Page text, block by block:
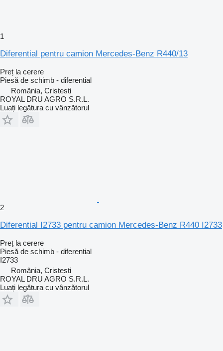
1
Diferential pentru camion Mercedes-Benz R440/13
Preț la cerere
Piesă de schimb - diferential
România, Cristesti
ROYAL DRU AGRO S.R.L.
Luați legătura cu vânzătorul
2
Diferential I2733 pentru camion Mercedes-Benz R440 I2733
Preț la cerere
Piesă de schimb - diferential
I2733
România, Cristesti
ROYAL DRU AGRO S.R.L.
Luați legătura cu vânzătorul